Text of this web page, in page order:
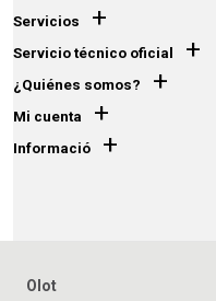
Servicios +
Servicio técnico oficial +
¿Quiénes somos? +
Mi cuenta +
Informació +
Olot